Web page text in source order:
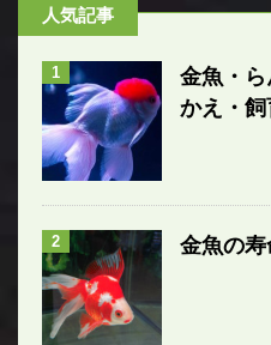
人気記事
1
金魚・
かえ・
2 金魚の寿